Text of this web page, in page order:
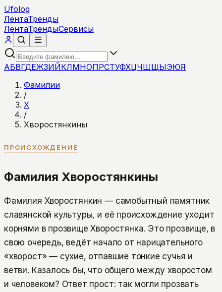
Ufolog
ЛентаТренды
ЛентаТрендыСервисы
АБВГДЕЖЗИЙКЛМНОПРСТУФХЦЧШЩЫЭЮЯ
Фамилии
/
Х
/
Хворостянкины
ПРОИСХОЖДЕНИЕ
Фамилия Хворостянкины
Фамилия Хворостянкин — самобытный памятник
славянской культуры, и её происхождение уходит
корнями в прозвище Хворостянка. Это прозвище, в
свою очередь, ведёт начало от нарицательного
«хворост» — сухие, отпавшие тонкие сучья и
ветви. Казалось бы, что общего между хворостом
и человеком? Ответ прост: так могли прозвать